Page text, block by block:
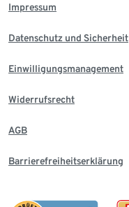
Impressum
Datenschutz und Sicherheit
Einwilligungsmanagement
Widerrufsrecht
AGB
Barrierefreiheitserklärung